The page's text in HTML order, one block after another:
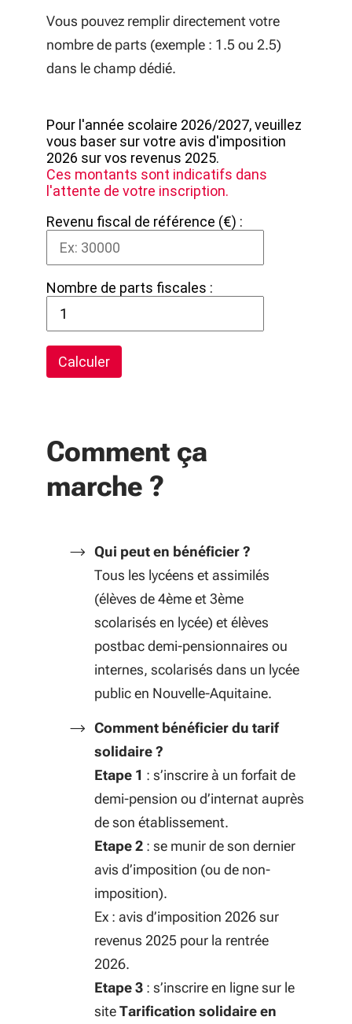
Vous pouvez remplir directement votre
nombre de parts (exemple : 1.5 ou 2.5)
dans le champ dédié.
Comment ça
marche ?
Qui peut en bénéficier ?
Tous les lycéens et assimilés
(élèves de 4ème et 3ème
scolarisés en lycée) et élèves
postbac demi-pensionnaires ou
internes, scolarisés dans un lycée
public en Nouvelle-Aquitaine.
Comment bénéficier du tarif
solidaire ?
Etape 1 : s’inscrire à un forfait de
demi-pension ou d’internat auprès
de son établissement.
Etape 2 : se munir de son dernier
avis d’imposition (ou de non-
imposition).
Ex : avis d’imposition 2026 sur
revenus 2025 pour la rentrée
2026.
Etape 3 : s’inscrire en ligne sur le
siteTarification solidaire en